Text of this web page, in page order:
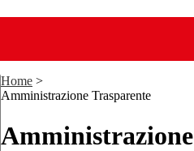
Home >
Amministrazione Trasparente